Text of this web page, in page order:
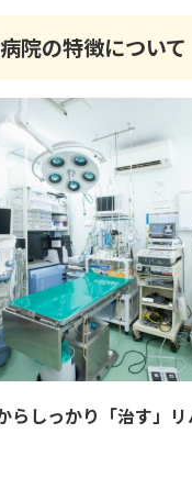
院の特徴について
らしっかり「治す」